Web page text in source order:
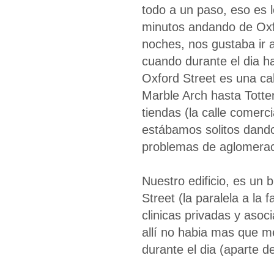
todo a un paso, eso es
minutos andando de
noches, nos gustaba ir
cuando durante el dia
Oxford Street es una
Marble Arch hasta
tiendas (la calle
estábamos solitos
problemas de
Nuestro edificio, es un
Street (la paralela a la
clinicas privadas y
allí no habia mas que
durante el dia (aparte